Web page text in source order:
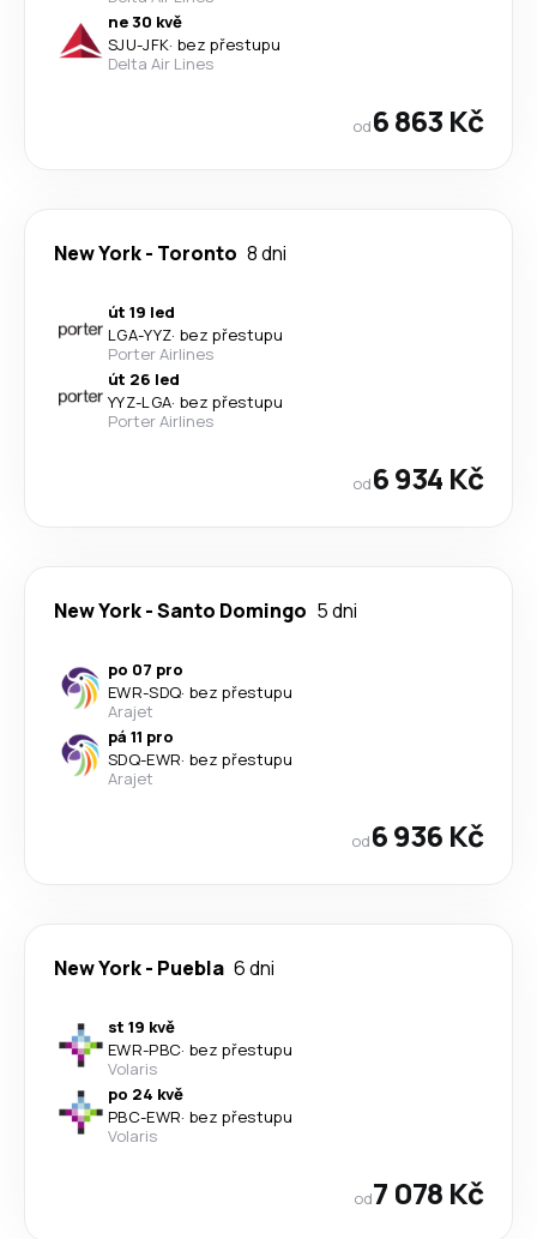
ne 30 kvě
SJU-JFK· bez přestupu
Delta Air Lines
od6 863 Kč
New York- Toronto 8 dni
út 19 led
LGA-YYZ· bez přestupu
Porter Airlines
út 26 led
YYZ-LGA· bez přestupu
Porter Airlines
od6 934 Kč
New York-Santo Domingo 5 dni
po 07 pro
EWR-SDQ· bez přestupu
Arajet
pá 11 pro
SDQ-EWR· bez přestupu
Arajet
od6 936 Kč
New York- Puebla 6 dni
st 19 kvě
EWR-PBC· bez přestupu
Volaris
po 24 kvě
PBC-EWR· bez přestupu
Volaris
od7 078 Kč